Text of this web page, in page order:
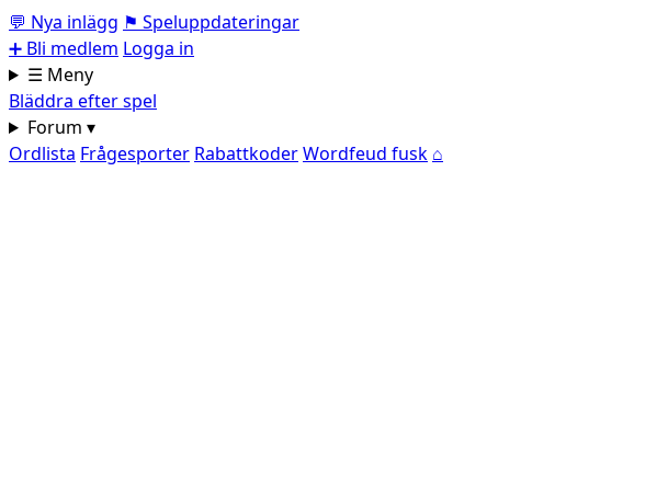
💬 Nya inlägg ⚑ Speluppdateringar
➕ Bli medlem Logga in
☰ Meny
Bläddra efter spel
Forum ▾
Ordlista Frågesporter RabattkoderWordfeud fusk ⌂